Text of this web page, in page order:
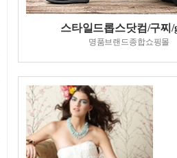
스타일드롭스닷컴/구찌/
명품브랜드종합쇼핑몰